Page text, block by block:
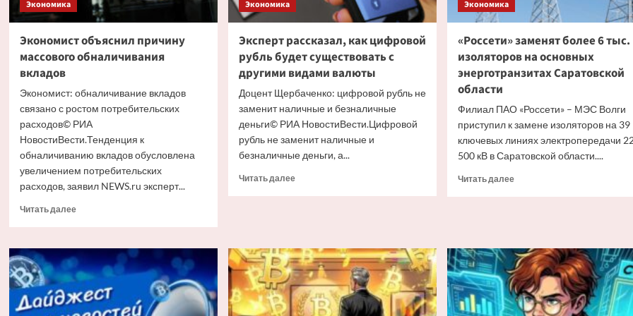
Экономика
Экономист объяснил причину
массового обналичивания
вкладов
Экономист: обналичивание вкладов
связано с ростом потребительских
расходов© РИА
НовостиВести.Тенденция к
обналичиванию вкладов обусловлена
увеличением потребительских
расходов, заявил NEWS.ru эксперт...
Читать далееПрочитать
Экономист
объяснил
причину
массового
обналичивания
Экономика
Эксперт рассказал, как цифровой
рубль будет существовать с
другими видами валюты
Доцент Щербаченко: цифровой рубль не
заменит наличные и безналичные
деньги© РИА НовостиВести.Цифровой
рубль не заменит наличные и
безналичные деньги, а...
Читать далееПрочитать
цифровой
рубль
будет
существовать
с
Экономика
«Россети» заменят более 6 тыс.
изоляторов на основных
энерготранзитах Саратовской
области
Филиал ПАО «Россети» – МЭС Волги
приступил к замене изоляторов на 39
ключевых линиях электропередачи
500 кВ в Саратовской области....
Читать далееПрочитать
6
тыс.
изоляторов
на
основных